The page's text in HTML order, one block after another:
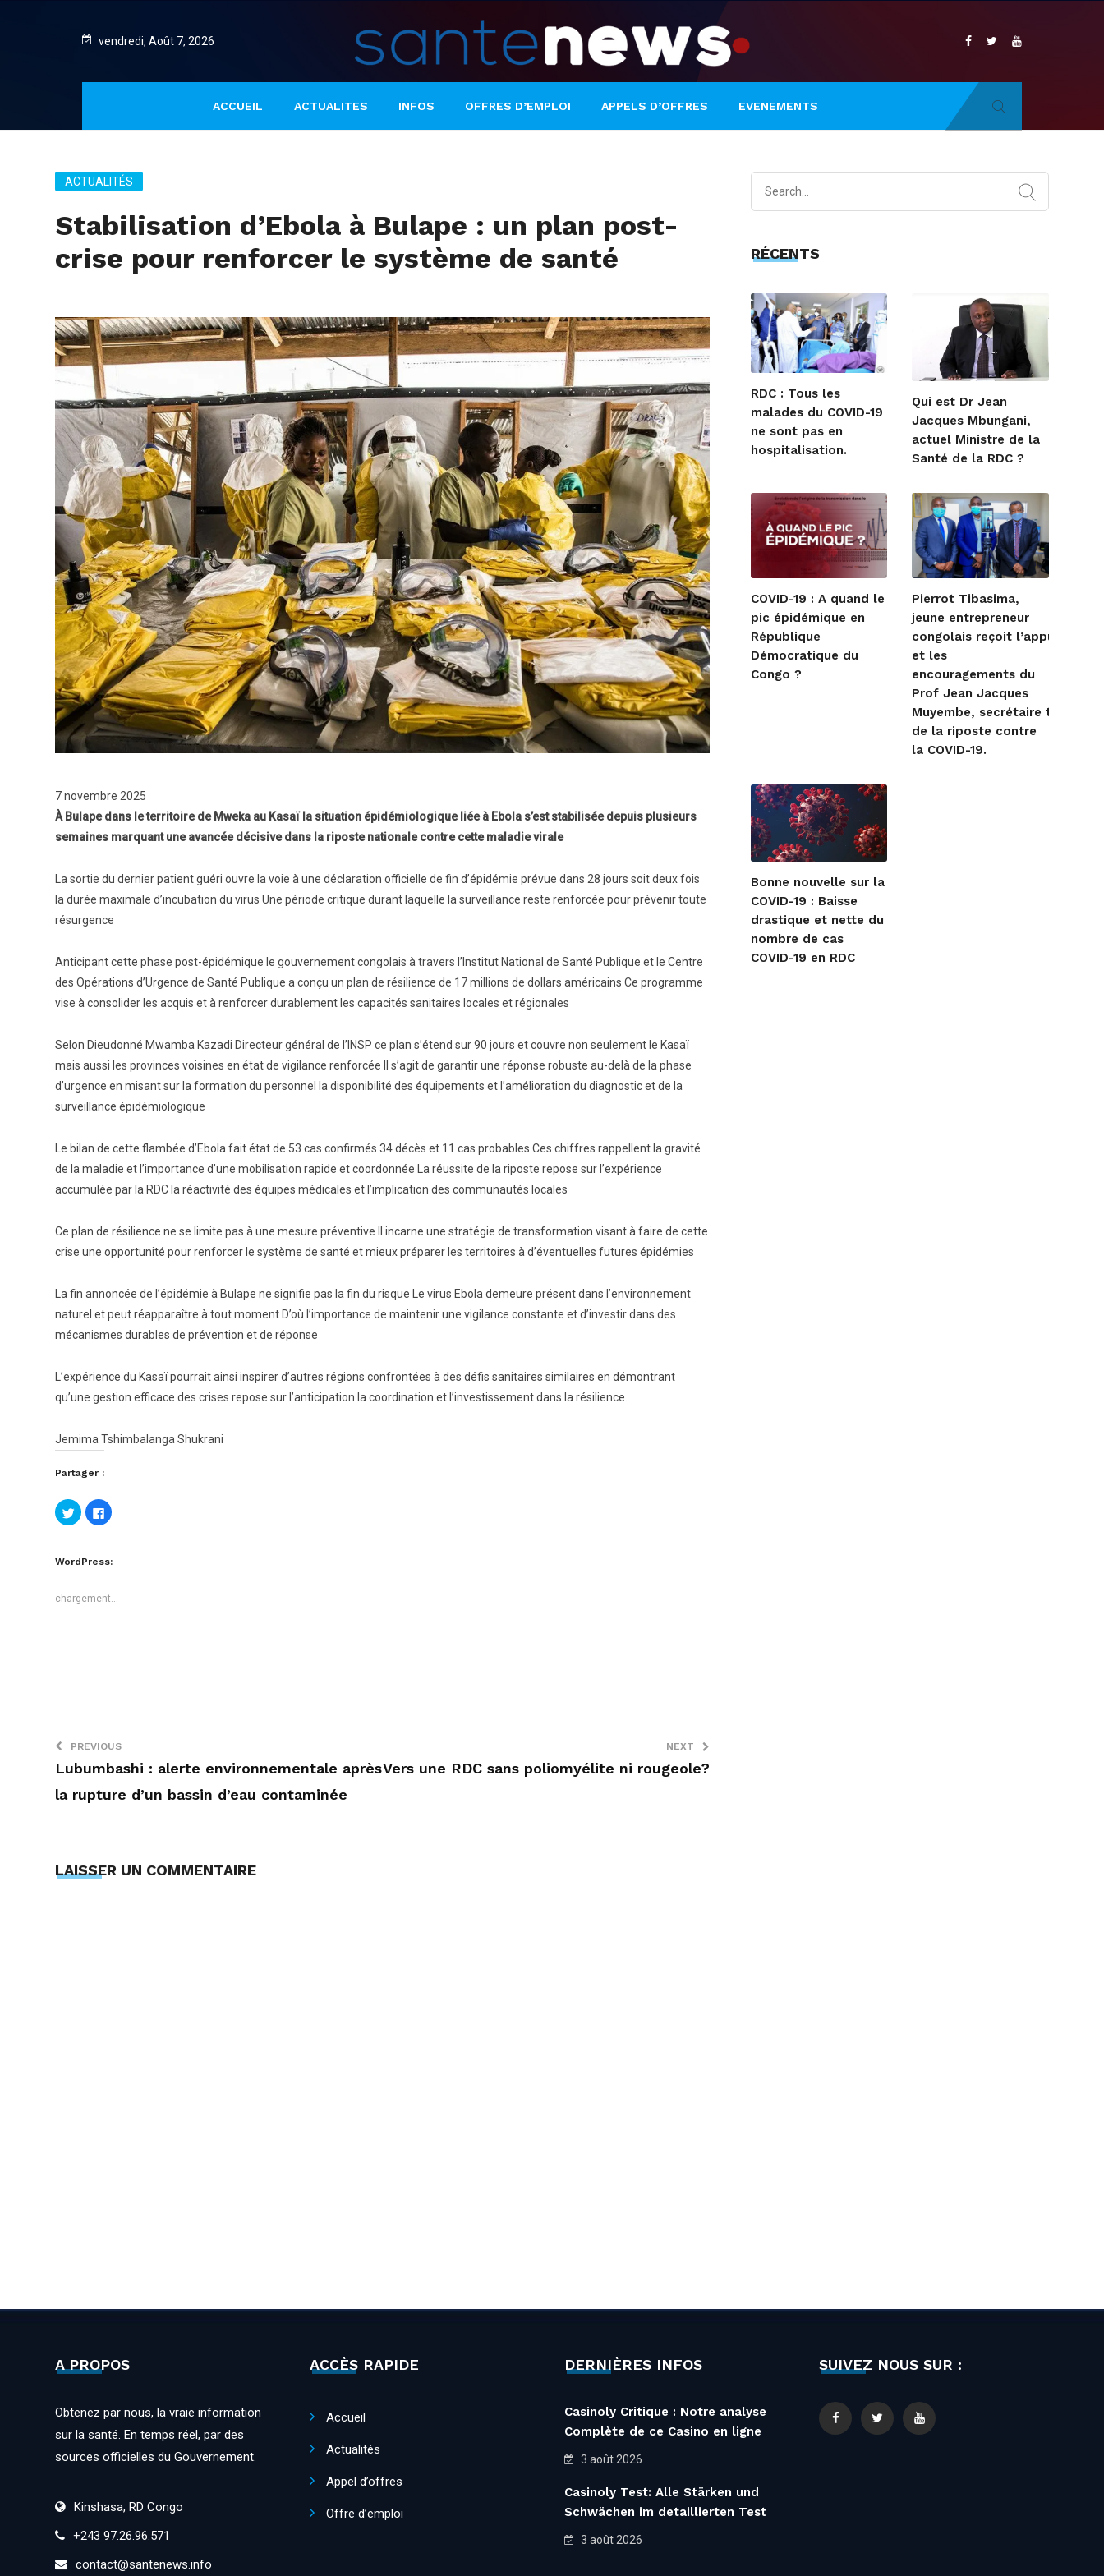
vendredi, Août 7, 2026
ACCUEIL ACTUALITES INFOS OFFRES D’EMPLOI APPELS D’OFFRES EVENEMENTS
ACTUALITÉS
Stabilisation d’Ebola à Bulape : un plan post-
crise pour renforcer le système de santé
7 novembre 2025
À Bulape dans le territoire de Mweka au Kasaï la situation épidémiologique liée à Ebola s’est stabilisée depuis plusieurs
semaines marquant une avancée décisive dans la riposte nationale contre cette maladie virale
La sortie du dernier patient guéri ouvre la voie à une déclaration officielle de fin d’épidémie prévue dans 28 jours soit deux fois
la durée maximale d’incubation du virus Une période critique durant laquelle la surveillance reste renforcée pour prévenir toute
résurgence
Anticipant cette phase post-épidémique le gouvernement congolais à travers l’Institut National de Santé Publique et le Centre
des Opérations d’Urgence de Santé Publique a conçu un plan de résilience de 17 millions de dollars américains Ce programme
vise à consolider les acquis et à renforcer durablement les capacités sanitaires locales et régionales
Selon Dieudonné Mwamba Kazadi Directeur général de l’INSP ce plan s’étend sur 90 jours et couvre non seulement le Kasaï
mais aussi les provinces voisines en état de vigilance renforcée Il s’agit de garantir une réponse robuste au-delà de la phase
d’urgence en misant sur la formation du personnel la disponibilité des équipements et l’amélioration du diagnostic et de la
surveillance épidémiologique
Le bilan de cette flambée d’Ebola fait état de 53 cas confirmés 34 décès et 11 cas probables Ces chiffres rappellent la gravité
de la maladie et l’importance d’une mobilisation rapide et coordonnée La réussite de la riposte repose sur l’expérience
accumulée par la RDC la réactivité des équipes médicales et l’implication des communautés locales
Ce plan de résilience ne se limite pas à une mesure préventive Il incarne une stratégie de transformation visant à faire de cette
crise une opportunité pour renforcer le système de santé et mieux préparer les territoires à d’éventuelles futures épidémies
La fin annoncée de l’épidémie à Bulape ne signifie pas la fin du risque Le virus Ebola demeure présent dans l’environnement
naturel et peut réapparaître à tout moment D’où l’importance de maintenir une vigilance constante et d’investir dans des
mécanismes durables de prévention et de réponse
L’expérience du Kasaï pourrait ainsi inspirer d’autres régions confrontées à des défis sanitaires similaires en démontrant
qu’une gestion efficace des crises repose sur l’anticipation la coordination et l’investissement dans la résilience.
Jemima Tshimbalanga Shukrani
Partager :
Cliquez
pour
partager
sur
dans
une
Cliquez
pour
sur
dans
une
WordPress:
chargement…
PREVIOUS
Lubumbashi : alerte environnementale après
la rupture d’un bassin d’eau contaminée
NEXT
Vers une RDC sans poliomyélite ni rougeole?
LAISSER UN COMMENTAIRE
RÉCENTS
RDC : Tous les
malades du COVID-19
ne sont pas en
hospitalisation.
Qui est Dr Jean
Jacques Mbungani,
actuel Ministre de la
Santé de la RDC ?
COVID-19 : A quand le
pic épidémique en
République
Démocratique du
Congo ?
Pierrot Tibasima,
jeune entrepreneur
congolais reçoit l’appui
et les
encouragements du
Prof Jean Jacques
Muyembe, secrétaire
de la riposte contre
la COVID-19.
Bonne nouvelle sur la
COVID-19 : Baisse
drastique et nette du
nombre de cas
COVID-19 en RDC
A PROPOS
Obtenez par nous, la vraie information
sur la santé. En temps réel, par des
sources officielles du Gouvernement.
Kinshasa, RD Congo
+243 97.26.96.571
contact@santenews.info
ACCÈS RAPIDE
Accueil
Actualités
Appel d’offres
Offre d’emploi
DERNIÈRES INFOS
Casinoly Critique : Notre analyse
Complète de ce Casino en ligne
3 août 2026
Casinoly Test: Alle Stärken und
Schwächen im detaillierten Test
3 août 2026
SUIVEZ NOUS SUR :